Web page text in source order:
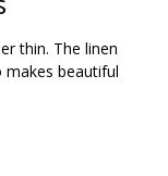
thin. The linen
beautiful